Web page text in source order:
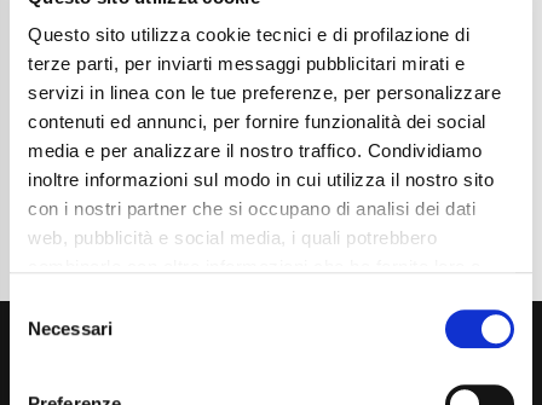
Questo sito utilizza cookie tecnici e di profilazione di
terze parti, per inviarti messaggi pubblicitari mirati e
servizi in linea con le tue preferenze, per personalizzare
contenuti ed annunci, per fornire funzionalità dei social
media e per analizzare il nostro traffico. Condividiamo
inoltre informazioni sul modo in cui utilizza il nostro sito
con i nostri partner che si occupano di analisi dei dati
web, pubblicità e social media, i quali potrebbero
mera chiusura del banner non comporta l’accettazione
Consent
Selection
Necessari
Tipo Di Carburante
Elettrica/Benzina
Automatico
Normativa Euro
Euro6e
Dettaglio